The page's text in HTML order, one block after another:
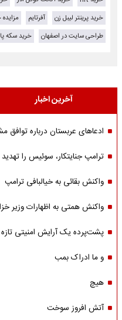
خرید پرینتر لیبل زن
آفرتایم
طراحی سایت در اصفهان
خرید سکه
آخرین اخبار
ادعاهای عربستان درباره توافق
ترامپ جنایتکار، سوئیس را
واکنش بقائی به خیالبافی ترامپ
واکنش همتی به اظهارات وزیر
پشت‌پرده یک آرایش امنیتی
و ما ادراک بمب
هیچ
آتش افروز سوخت